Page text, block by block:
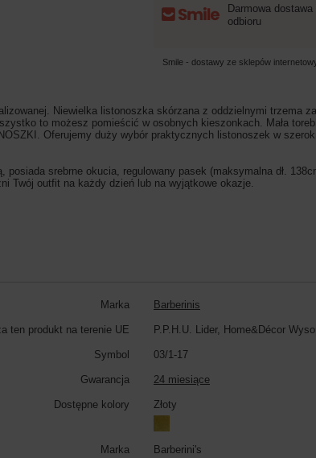
Darmowa
odbioru
Smile - dostawy ze sklepów
Niewielka listonoszka skórzana z oddzielnymi trzema
to możesz pomieścić w osobnych kieszonkach. Mała
Oferujemy duży wybór praktycznych listonoszek w
posiada srebrne okucia, regulowany pasek (maksymalna dł.
Twój outfit na każdy dzień lub na wyjątkowe okazje.
Marka Barberinis
ten produkt na terenie UE P.P.H.U. Lider, Home&Décor
Symbol 03/1-17
Gwarancja 24 miesiące
Dostępne kolory Złoty
Marka Barberini's